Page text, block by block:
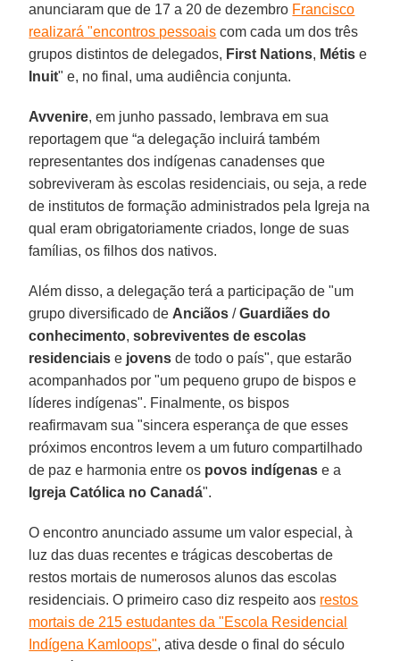
anunciaram que de 17 a 20 de dezembro Francisco
realizará "encontros pessoais com cada um dos três
grupos distintos de delegados, First Nations, Métis e
Inuit" e, no final, uma audiência conjunta.
Avvenire, em junho passado, lembrava em sua
reportagem que “a delegação incluirá também
representantes dos indígenas canadenses que
sobreviveram às escolas residenciais, ou seja, a rede
de institutos de formação administrados pela Igreja na
qual eram obrigatoriamente criados, longe de suas
famílias, os filhos dos nativos.
Além disso, a delegação terá a participação de "um
grupo diversificado de Anciãos /Guardiães do
conhecimento,sobreviventes de escolas
residenciais e jovens de todo o país", que estarão
acompanhados por "um pequeno grupo de bispos e
líderes indígenas". Finalmente, os bispos
reafirmavam sua "sincera esperança de que esses
próximos encontros levem a um futuro compartilhado
de paz e harmonia entre os povos indígenas e a
Igreja Católica no Canadá".
O encontro anunciado assume um valor especial, à
luz das duas recentes e trágicas descobertas de
restos mortais de numerosos alunos das escolas
residenciais. O primeiro caso diz respeito aos restos
mortais de 215 estudantes da "Escola Residencial
Indígena Kamloops", ativa desde o final do século